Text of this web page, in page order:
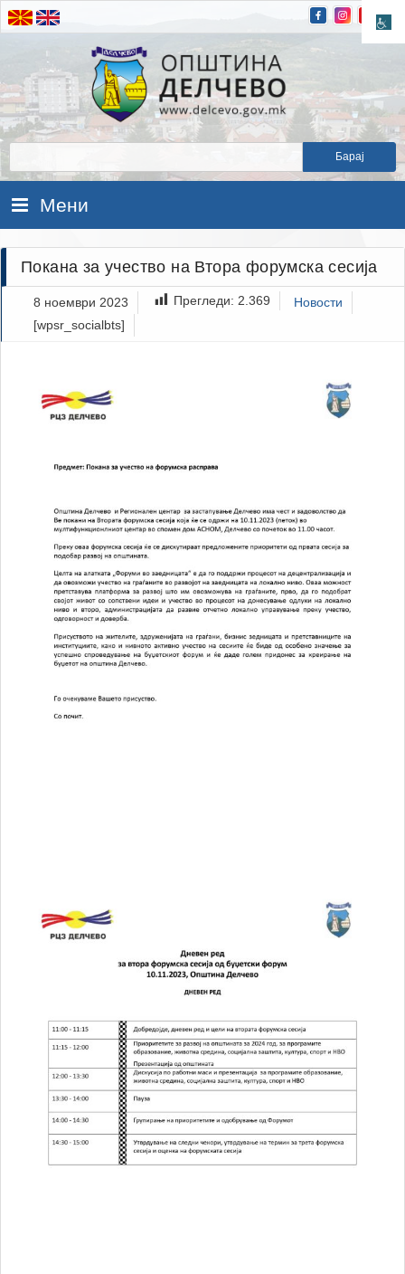
Прескокнете на содржината
Општина Делчево
Општина Делчево
Мени
Покана за учество на Втора форумска сесија
8 ноември 2023 Прегледи: 2.369
Новости
[wpsr_socialbts]